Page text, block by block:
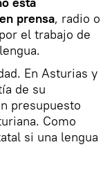
prensa, radio o
el trabajo de
En Asturias y
de su
presupuesto
Como
si una lengua